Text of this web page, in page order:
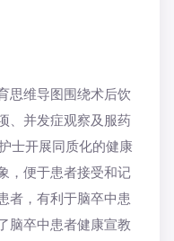
思维导图围绕术后饮
、并发症观察及服药
士开展同质化的健康
，便于患者接受和记
者，有利于脑卒中患
脑卒中患者健康宣教